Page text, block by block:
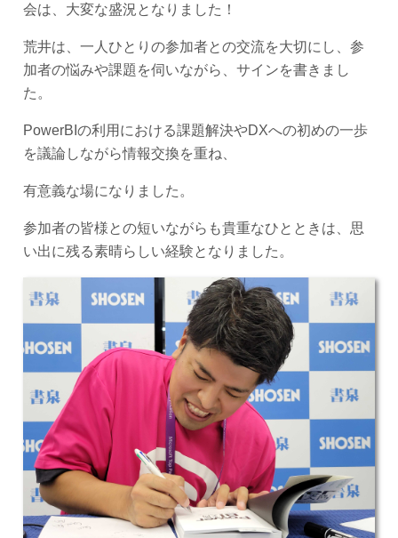
会は、大変な盛況となりました！
荒井は、一人ひとりの参加者との交流を大切にし、参
加者の悩みや課題を伺いながら、サインを書きまし
た。
PowerBIの利用における課題解決やDXへの初めの一歩
を議論しながら情報交換を重ね、
有意義な場になりました。
参加者の皆様との短いながらも貴重なひとときは、思
い出に残る素晴らしい経験となりました。